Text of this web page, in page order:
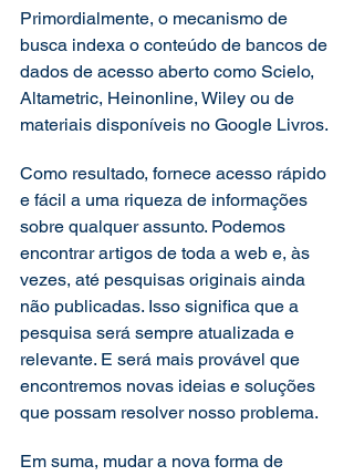
Primordialmente, o mecanismo de
busca indexa o conteúdo de bancos de
dados de acesso aberto como Scielo,
Altametric, Heinonline, Wiley ou de
materiais disponíveis no Google Livros.
Como resultado, fornece acesso rápido
e fácil a uma riqueza de informações
sobre qualquer assunto. Podemos
encontrar artigos de toda a web e, às
vezes, até pesquisas originais ainda
não publicadas. Isso significa que a
pesquisa será sempre atualizada e
relevante. E será mais provável que
encontremos novas ideias e soluções
que possam resolver nosso problema.
Em suma, mudar a nova forma de